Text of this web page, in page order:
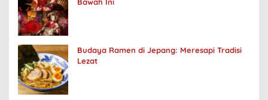
Budaya Ramen di Jepang: Meresapi Tradisi
Lezat